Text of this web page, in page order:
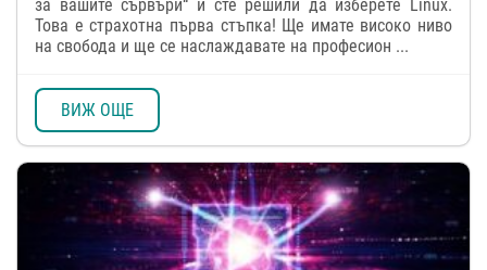
за вашите сървъри“ и сте решили да изберете Linux.
Това е страхотна първа стъпка! Ще имате високо ниво
на свобода и ще се наслаждавате на професион ...
ВИЖ ОЩЕ